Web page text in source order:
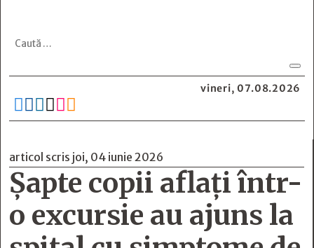
vineri, 07.08.2026
     
articol scris joi, 04 iunie 2026
Șapte copii aflați într-
o excursie au ajuns la